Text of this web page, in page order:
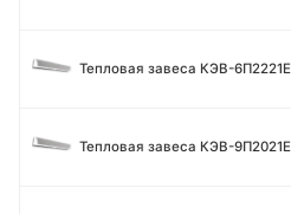
Тепловая завеса КЭВ-6П2221E
Тепловая завеса КЭВ-9П2021E